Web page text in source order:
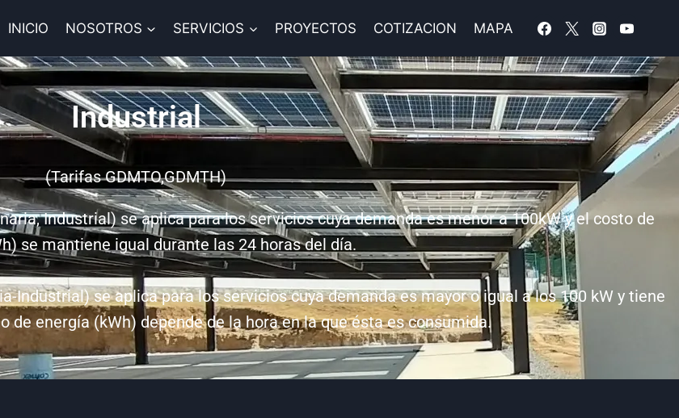
INICIO NOSOTROS SERVICIOS PROYECTOS COTIZACION MAPA
Industrial
(Tarifas GDMTO,GDMTH)
Industrial) se aplica para los servicios cuya demanda es menor a 100kW y el costo de
se mantiene igual durante las 24 horas del día.
Industrial) se aplica para los servicios cuya demanda es mayor o igual a los 100 kW y tiene
de energía (kWh) depende de la hora en la que ésta es consumida.